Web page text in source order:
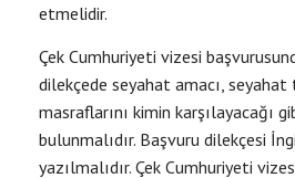
etmelidir.
Çek Cumhuriyeti vizesi
dilekçede seyahat amacı,
masraflarını kimin karşılayacağı
bulunmalıdır. Başvuru dilekçesi
yazılmalıdır. Çek Cumhuriyeti